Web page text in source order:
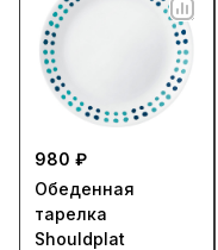
980 ₽
Обеденная
тарелка
Shouldplat